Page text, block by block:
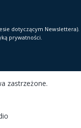
dotyczącym Newslettera).
prywatności.
zastrzeżone.
szczegóły